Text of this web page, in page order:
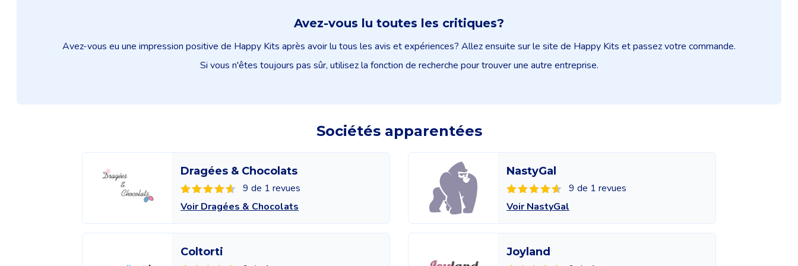
Avez-vous lu toutes les critiques?
Avez-vous eu une impression positive de Happy Kits après avoir lu tous les avis et expériences? Allez ensuite sur le site de Happy Kits et passez votre commande.
Si vous n'êtes toujours pas sûr, utilisez la fonction de recherche pour trouver une autre entreprise.
Sociétés apparentées
Dragées & Chocolats
9 de 1 revues
Voir Dragées & Chocolats
NastyGal
9 de 1 revues
Voir NastyGal
Coltorti
Joyland